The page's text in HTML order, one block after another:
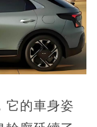
它的車身姿